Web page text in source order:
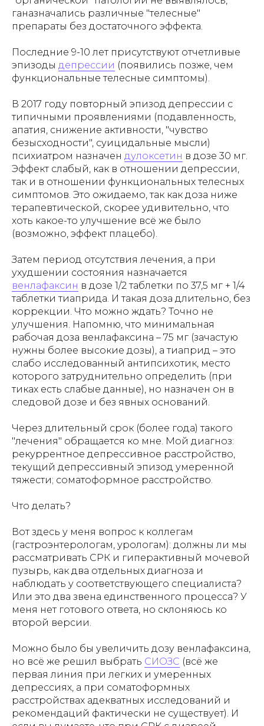
ганазначались различные "телесные"
препараты без достаточного эффекта.
Последние 9-10 лет присутствуют отчетливые
эпизоды депрессии (появились позже, чем
функциональные телесные симптомы).
В 2017 году повторный эпизод депрессии с
типичными проявлениями (подавленность,
апатия, снижение активности, "чувство
безысходности", суицидальные мысли)
психиатром назначен дулоксетин в дозе 30 мг.
Эффект слабый, как в отношении депрессии,
так и в отношении функциональных телесных
симптомов. Это ожидаемо, так как доза ниже
терапевтической, скорее удивительно, что
хоть какое-то улучшение всё же было
(возможно, эффект плацебо).
Затем период отсутствия лечения, а при
ухудшении состояния назначается
венлафаксин в дозе 1/2 таблетки по 37,5 мг + 1/4
таблетки тиаприда. И такая доза длительно, без
коррекции. Что можно ждать? Точно не
улучшения. Напомню, что минимальная
рабочая доза венлафаксина – 75 мг (зачастую
нужны более высокие дозы), а тиаприд – это
слабо исследованный антипсихотик, место
которого затруднительно определить (при
тиках есть слабые данные), но назначен он в
следовой дозе и без явных оснований.
Через длительный срок (более года) такого
"лечения" обращается ко мне. Мой диагноз:
рекуррентное депрессивное расстройство,
текущий депрессивный эпизод умеренной
тяжести; соматоформное расстройство.
Что делать?
Вот здесь у меня вопрос к коллегам
(гастроэнтерологам, урологам): должны ли мы
рассматривать СРК и гиперактивный мочевой
пузырь, как два отдельных диагноза и
наблюдать у соответствующего специалиста?
Или это два звена единственного процесса? У
меня нет готового ответа, но склоняюсь ко
второй версии.
Можно было бы увеличить дозу венлафаксина,
но всё же решил выбрать СИОЗС (всё же
первая линия при легких и умеренных
депрессиях, а при соматоформных
расстройствах адекватных исследований и
рекомендаций фактически не существует). И